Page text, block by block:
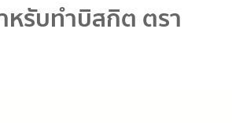
หรับทำบิสกิต ตรา